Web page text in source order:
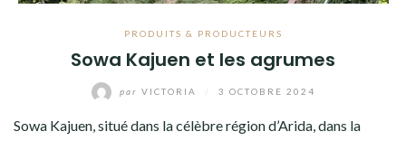
PRODUITS & PRODUCTEURS
Sowa Kajuen et les agrumes
par VICTORIA 3 OCTOBRE 2024
Sowa Kajuen, situé dans la célèbre région d’Arida, dans la